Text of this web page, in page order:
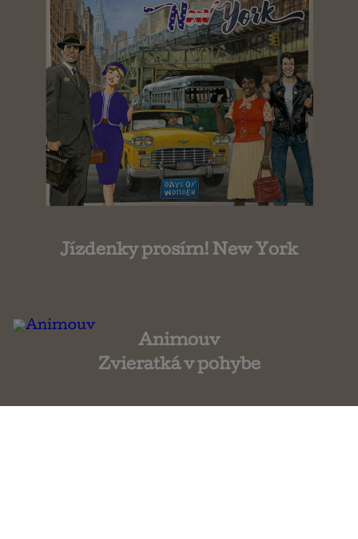
Jízdenky prosím! New York
Animouv
Zvieratká v pohybe